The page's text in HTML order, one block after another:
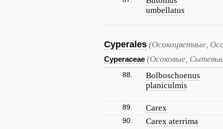
umbellatus
Cyperales (Осокоцветные,
Cyperaceae (Осоковые,
88.
Bolboschoenus
planiculmis
89. Carex
90. Carex aterrima